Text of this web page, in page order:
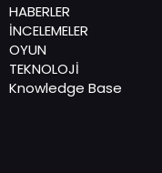
HABERLER
İNCELEMELER
OYUN
TEKNOLOJİ
Knowledge Base